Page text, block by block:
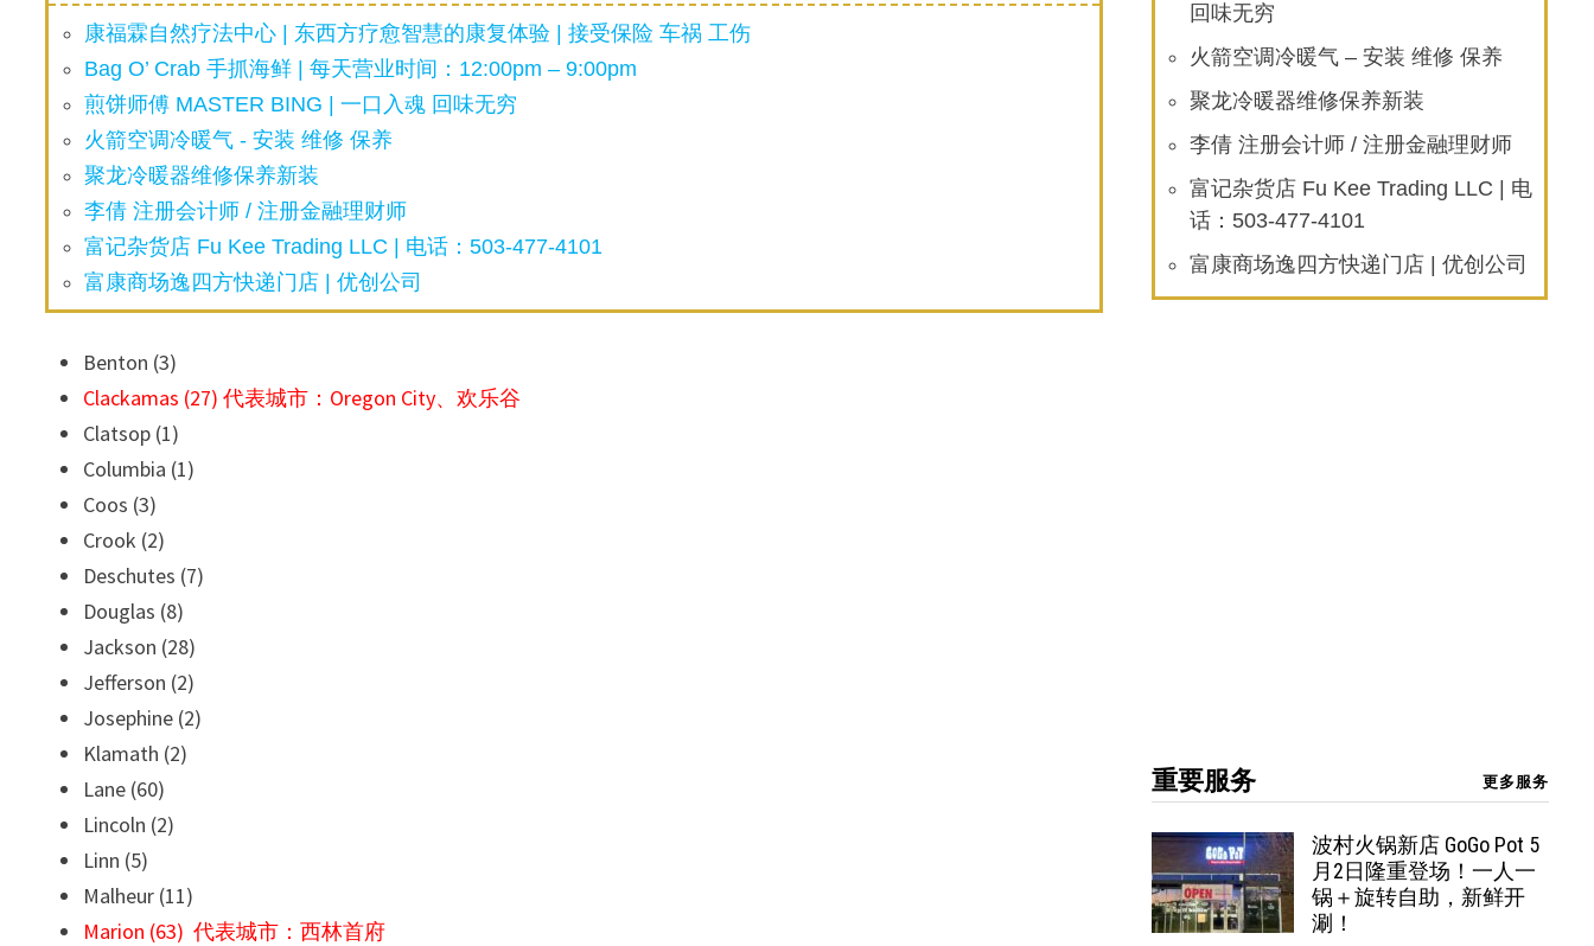
康福霖自然疗法中心 | 东西方疗愈智慧的康复体验 | 接受保险 车祸 工伤
Bag O’ Crab 手抓海鲜 | 每天营业时间：12:00pm – 9:00pm
煎饼师傅 MASTER BING | 一口入魂 回味无穷
火箭空调冷暖气 - 安装 维修 保养
聚龙冷暖器维修保养新装
李倩 注册会计师 / 注册金融理财师
富记杂货店 Fu Kee Trading LLC | 电话：503-477-4101
富康商场逸四方快递门店 | 优创公司
Benton (3)
Clackamas (27) 代表城市：Oregon City、欢乐谷
Clatsop (1)
Columbia (1)
Coos (3)
Crook (2)
Deschutes (7)
Douglas (8)
Jackson (28)
Jefferson (2)
Josephine (2)
Klamath (2)
Lane (60)
Lincoln (2)
Linn (5)
Malheur (11)
Marion (63) 代表城市：西林首府
回味无穷
火箭空调冷暖气 – 安装 维修 保养
聚龙冷暖器维修保养新装
李倩 注册会计师 / 注册金融理财师
富记杂货店 Fu Kee Trading LLC | 电
话：503-477-4101
富康商场逸四方快递门店 | 优创公司
重要服务 更多服务
波村火锅新店 GoGo Pot 5
月2日隆重登场！一人一
锅＋旋转自助，新鲜开
涮！